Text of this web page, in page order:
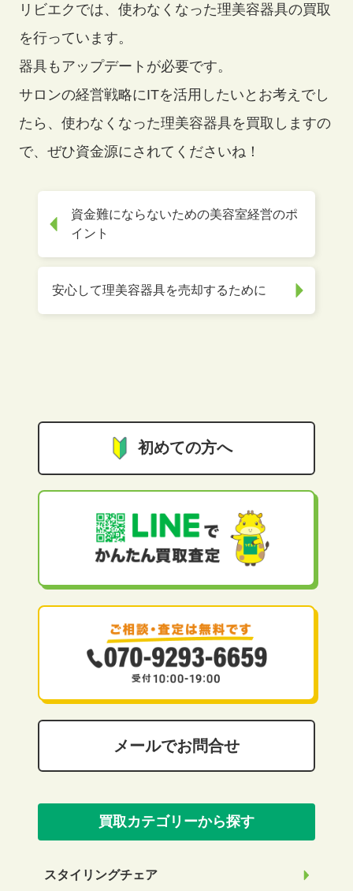
リビエクでは、使わなくなった理美容器具の買取
を行っています。
器具もアップデートが必要です。
サロンの経営戦略にITを活用したいとお考えでし
たら、使わなくなった理美容器具を買取しますの
で、ぜひ資金源にされてくださいね！
資金難にならないための美容室経営のポ
イント
安心して理美容器具を売却するために
初めての方へ
メールでお問合せ
買取カテゴリーから探す
スタイリングチェア